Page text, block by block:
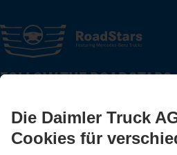
FOLLOW THE ROADSTARS.
Truckern aus.